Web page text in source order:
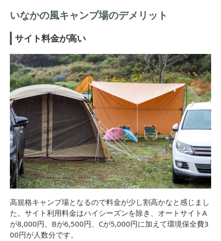
いなかの風キャンプ場のデメリット
サイト料金が高い
高規格キャンプ場となるので料金が少し割高かなと感じまし
た。サイト利用料金はハイシーズンを除き、オートサイトA
が8,000円、Bが6,500円、Cが5,000円に加えて環境保全費3
00円が人数分です。